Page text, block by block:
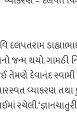
દલપતરામ
જન્મ થયો.
તેમણે દેવાનંદ
સારસ્વત વ્યાકરણ
રચેલી.